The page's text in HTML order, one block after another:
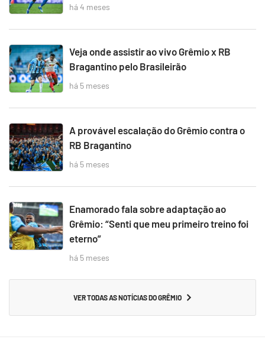
há 4 meses
Veja onde assistir ao vivo Grêmio x RB
Bragantino pelo Brasileirão
há 5 meses
A provável escalação do Grêmio contra o
RB Bragantino
há 5 meses
Enamorado fala sobre adaptação ao
Grêmio: “Senti que meu primeiro treino foi
eterno”
há 5 meses
VER TODAS AS NOTÍCIAS DO GRÊMIO